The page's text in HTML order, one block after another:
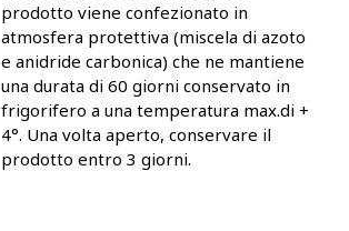
prodotto viene confezionato in
atmosfera protettiva (miscela di azoto
e anidride carbonica) che ne mantiene
una durata di 60 giorni conservato in
frigorifero a una temperatura max.di +
4°. Una volta aperto, conservare il
prodotto entro 3 giorni.